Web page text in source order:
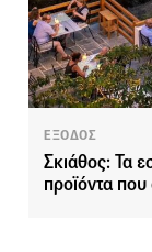
ΕΞΟΔΟΣ
Σκιάθος: Τα
προϊόντα που